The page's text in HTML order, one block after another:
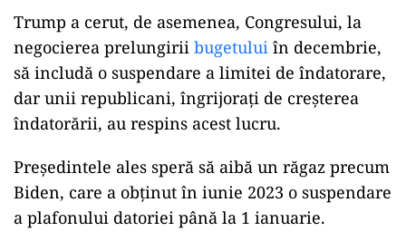
Trump a cerut, de asemenea, Congresului, la
negocierea prelungirii bugetului în decembrie,
să includă o suspendare a limitei de îndatorare,
dar unii republicani, îngrijorați de creșterea
îndatorării, au respins acest lucru.
Președintele ales speră să aibă un răgaz precum
Biden, care a obținut în iunie 2023 o suspendare
a plafonului datoriei până la 1 ianuarie.